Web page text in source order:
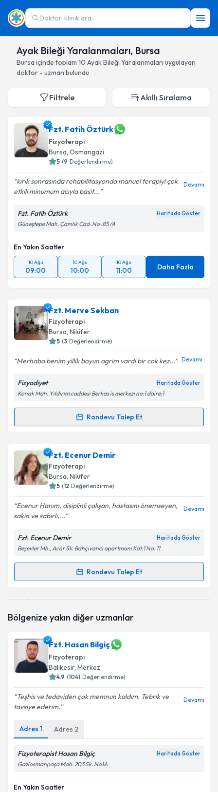
Doktor, klinik ara...
Ayak Bileği Yaralanmaları, Bursa
Bursa içinde toplam 10 Ayak Bileği Yaralanmaları uygulayan
doktor - uzman bulundu
Filtrele Akıllı Sıralama
Fzt. Fatih Öztürk
Fizyoterapi
Bursa, Osmangazi
5 (9 Değerlendirme)
kırık sonrasında rehabilitasyonda manuel terapiyi çok
etkili minumum acıyla basit...
Devamı
Fzt. Fatih Öztürk Haritada Göster
Güneştepe Mah. Çamlık Cad. No :85 /A
En Yakın Saatler
10 Ağu
09:00
10 Ağu
10:00
10 Ağu
11:00 Daha Fazla
Fzt. Merve Sekban
Fizyoterapi
Bursa, Nilüfer
5 (3 Değerlendirme)
Merhaba benim yillik boyun agrim vardi bir cok kez... Devamı
Fizyodiyet Haritada Göster
Konak Mah. Yıldırım caddesi Berkas is merkezi no:1 daire:1
Randevu Talep Et
Randevu Takvimi Talebi
Fzt. Merve Sekbaniçin randevu takvimi talebi
oluşturun. Size bu uzmandan randevu almanız için bir
takvim hazırlandığında e-posta ile bilgilendireceğiz.
Kişisel verilerimin işlenmesine ilişkin
Aydınlatma
Metni'ni okudum ve kişisel verilerimin belirtilen
kapsamda işlenmesini kabul ediyorum.
Fzt. Ecenur Demir
Fizyoterapi
Bursa, Nilüfer
5 (12 Değerlendirme)
Ecenur Hanım, disiplinli çalışan, hastasını önemseyen,
sakin ve sabırlı,...
Devamı
Fzt. Ecenur Demir Haritada Göster
Beşevler Mh., Acar Sk. Bahçıvancı apartmanı Kat:1 No: 11
Randevu Talep Et
Randevu Takvimi Talebi
oluşturun. Size bu uzmandan randevu almanız için bir
E-posta Adresiniz
Kişisel verilerimin işlenmesine ilişkinAydınlatma
Metni
Bölgenize yakın diğer uzmanlar
Fzt. Hasan Bilgiç
Fizyoterapi
Balıkesir, Merkez
4.9 (1041 Değerlendirme)
Teşhis ve tedaviden çok memnun kaldım. Tebrik ve
tavsiye ederim.
Devamı
Adres 1 Adres 2
Fizyoterapist Hasan Bilgiç Haritada Göster
Gaziosmanpaşa Mah. 203 Sk. No1A
En Yakın Saatler